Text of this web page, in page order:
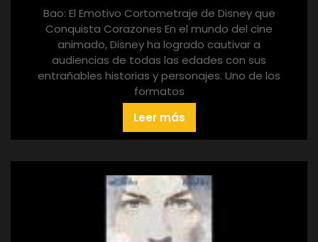
Bao: El Emotivo Cortometraje de Disney que
Conquista Corazones En el mundo del cine
animado, Disney ha logrado cautivar a
audiencias de todas las edades con sus
entrañables historias y personajes. Uno de los
formatos
Leer más